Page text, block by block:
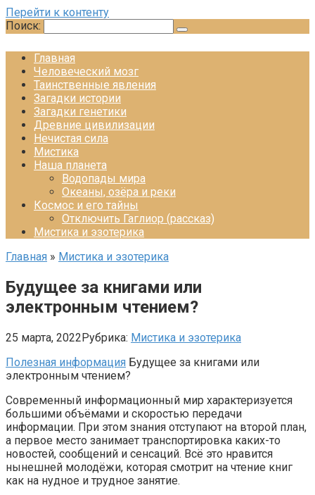
Перейти к контенту
Поиск:
Главная
Человеческий мозг
Таинственные явления
Загадки истории
Загадки генетики
Древние цивилизации
Нечистая сила
Мистика
Наша планета
Водопады мира
Океаны, озёра и реки
Космос и его тайны
Отключить Гаглиор (рассказ)
Мистика и эзотерика
Главная » Мистика и эзотерика
Будущее за книгами или
электронным чтением?
25 марта, 2022Рубрика: Мистика и эзотерика
Полезная информация Будущее за книгами или
электронным чтением?
Современный информационный мир характеризуется
большими объёмами и скоростью передачи
информации. При этом знания отступают на второй план,
а первое место занимает транспортировка каких-то
новостей, сообщений и сенсаций. Всё это нравится
нынешней молодёжи, которая смотрит на чтение книг
как на нудное и трудное занятие.